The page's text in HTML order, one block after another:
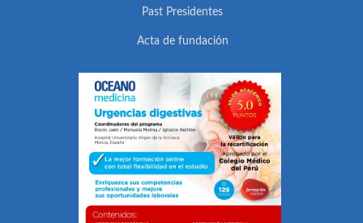
Past Presidentes
Acta de fundación